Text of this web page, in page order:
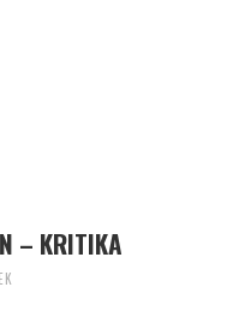
– KRITIKA